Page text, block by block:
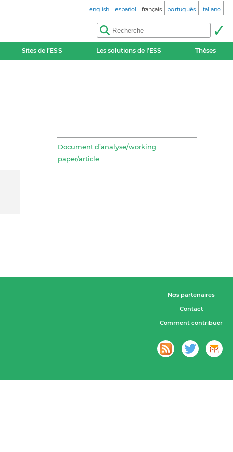
english español français português italiano
Sites de l’ESS Les solutions de l’ESS Thèses
Document d’analyse/working
paper/article
Nos partenaires
Contact
Comment contribuer